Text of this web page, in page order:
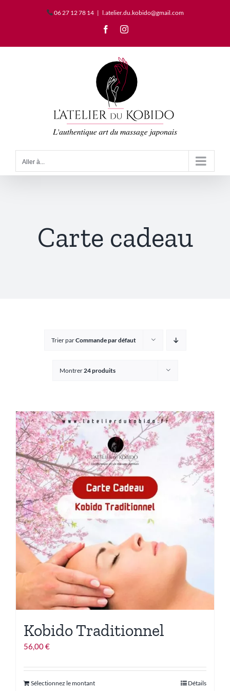
06 27 12 78 14‬ | l.atelier.du.kobido@gmail.com
FacebookInstagram
Aller à...
Carte cadeau
Trier parCommande par défaut
Montrer24 produits
Kobido Traditionnel
56,00€
Sélectionnez le montantCe
Détails